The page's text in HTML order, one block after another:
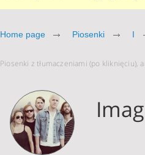
Home page Piosenki I
Piosenki z tłumaczeniami (po kliknięciu),